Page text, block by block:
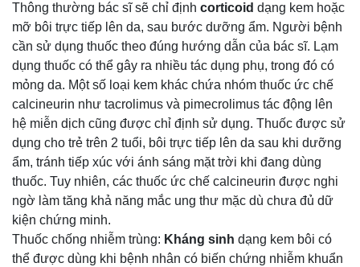
Thông thường bác sĩ sẽ chỉ định corticoid dạng kem hoặc
mỡ bôi trực tiếp lên da, sau bước dưỡng ẩm. Người bệnh
cần sử dụng thuốc theo đúng hướng dẫn của bác sĩ. Lạm
dụng thuốc có thể gây ra nhiều tác dụng phụ, trong đó có
mỏng da. Một số loại kem khác chứa nhóm thuốc ức chế
calcineurin như tacrolimus và pimecrolimus tác động lên
hệ miễn dịch cũng được chỉ định sử dụng. Thuốc được sử
dụng cho trẻ trên 2 tuổi, bôi trực tiếp lên da sau khi dưỡng
ẩm, tránh tiếp xúc với ánh sáng mặt trời khi đang dùng
thuốc. Tuy nhiên, các thuốc ức chế calcineurin được nghi
ngờ làm tăng khả năng mắc ung thư mặc dù chưa đủ dữ
kiện chứng minh.
Thuốc chống nhiễm trùng: Kháng sinh dạng kem bôi có
thể được dùng khi bệnh nhân có biến chứng nhiễm khuẩn